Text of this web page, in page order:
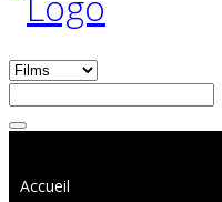
Accueil